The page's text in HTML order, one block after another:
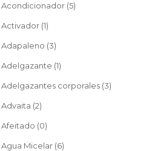
Acondicionador (5)
Activador (1)
Adapaleno (3)
Adelgazante (1)
Adelgazantes corporales (3)
Advaita (2)
Afeitado (0)
Agua Micelar (6)